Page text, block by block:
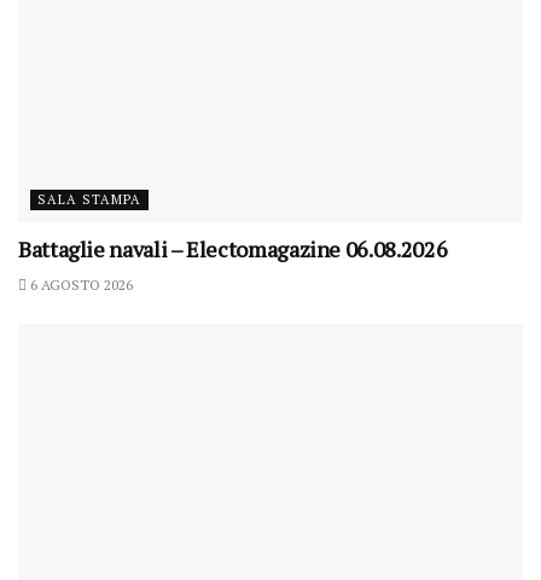
SALA STAMPA
Battaglie navali – Electomagazine 06.08.2026
6 AGOSTO 2026